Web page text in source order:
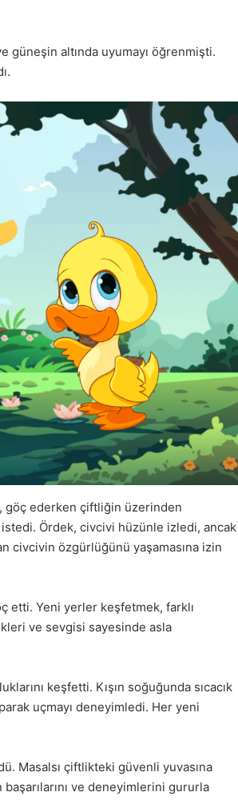
güneşin altında uyumayı öğrenmişti.
göç ederken çiftliğin üzerinden
Ördek, civcivi hüzünle izledi, ancak
civcivin özgürlüğünü yaşamasına izin
etti. Yeni yerler keşfetmek, farklı
ve sevgisi sayesinde asla
keşfetti. Kışın soğuğunda sıcacık
uçmayı deneyimledi. Her yeni
Masalsı çiftlikteki güvenli yuvasına
ve deneyimlerini gururla